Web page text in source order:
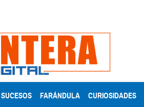
SUCESOS FARÁNDULA CURIOSIDADES